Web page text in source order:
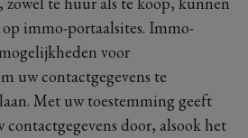
immo-portaalsites. Immo-
voor
uw contactgegevens te
Met uw toestemming geeft
contactgegevens door, alsook het